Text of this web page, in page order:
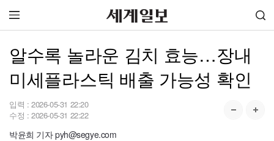
알수록 놀라운 김치 효능…장내
미세플라스틱 배출 가능성 확인
입력 : 2026-05-31 22:20
수정 : 2026-05-31 22:22
박윤희 기자 pyh@segye.com